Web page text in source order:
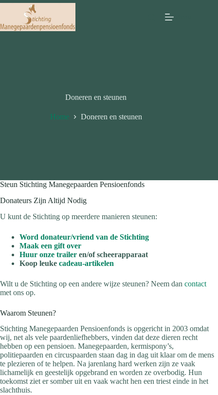
Ga
inhoud
Doneren en steunen
Home Doneren en steunen
Steun Stichting Manegepaarden Pensioenfonds
Donateurs Zijn Altijd Nodig
U kunt de Stichting op meerdere manieren steunen:
Word donateur/vriend van de Stichting
Maak een gift over
Huur onze trailer en/of scheerapparaat
Koop leuke cadeau-artikelen
Wilt u de Stichting op een andere wijze steunen? Neem dan contact
met ons op.
Waarom Steunen?
Stichting Manegepaarden Pensioenfonds is opgericht in 2003 omdat
wij, net als vele paardenliefhebbers, vinden dat deze dieren recht
hebben op een pensioen. Manegepaarden, kermispony’s,
politiepaarden en circuspaarden staan dag in dag uit klaar om de mens
te plezieren of te helpen. Na jarenlang hard werken zijn ze vaak
lichamelijk en geestelijk opgebrand en worden ze overbodig. Hun
toekomst ziet er somber uit en vaak wacht hen een triest einde in het
slachthuis.